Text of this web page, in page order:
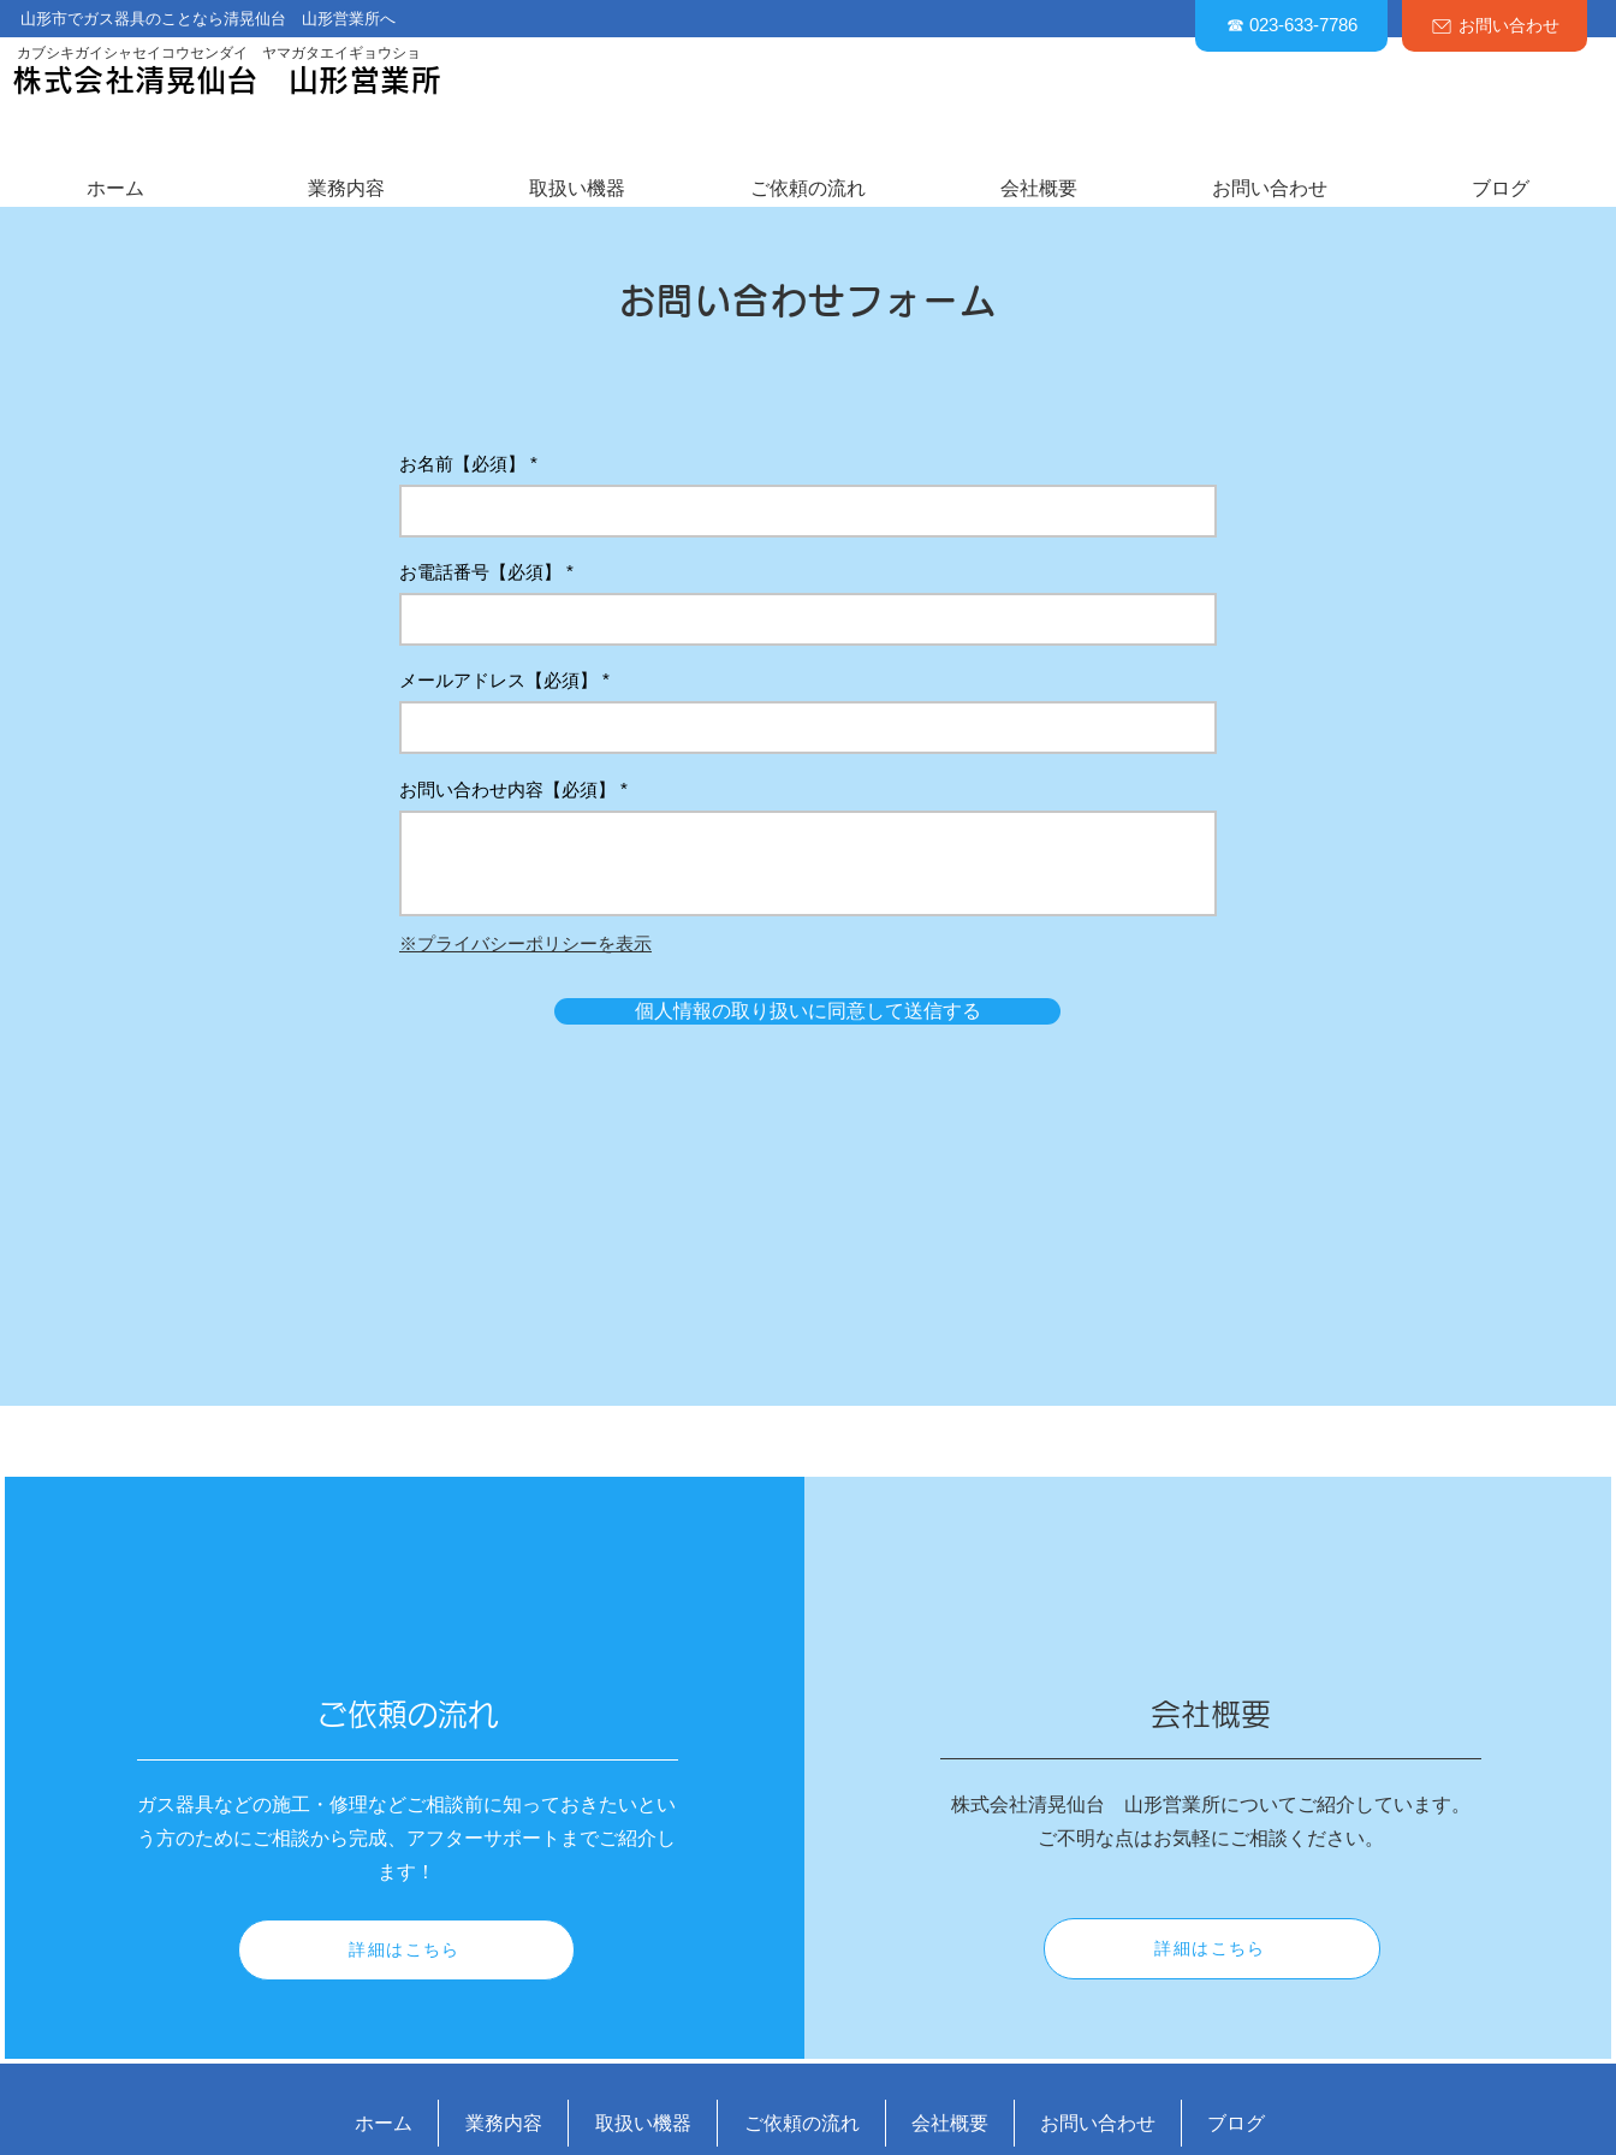
お問い合わせ
☎ 023-633-7786
山形市でガス器具のことなら清晃仙台 山形営業所へ
​カブシキガイシャセイコウセンダイ ヤマガタエイギョウショ
株式会社清晃仙台 山形営業所
ホーム 業務内容 取扱い機器 ご依頼の流れ 会社概要 お問い合わせ ブログ
お問い合わせフォーム
お名前【必須】
お電話番号【必須】
メールアドレス【必須】
お問い合わせ内容【必須】
​※プライバシーポリシーを表示
個人情報の取り扱いに同意して送信する
ご依頼の流れ
ガス器具などの施工・修理などご相談前に知っておきたいとい
う方のためにご相談から完成、アフターサポートまでご紹介し
ます！
詳細はこちら
会社概要
株式会社清晃仙台 山形営業所についてご紹介しています。
ご不明な点はお気軽にご相談ください。
詳細はこちら
ホーム 業務内容 取扱い機器 ご依頼の流れ 会社概要 お問い合わせ ブログ